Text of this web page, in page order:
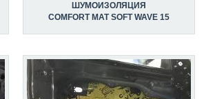
ШУМОИЗОЛЯЦИЯ
COMFORT MAT SOFT WAVE 15